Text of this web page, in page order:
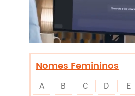
Nomes Femininos
A B C D E